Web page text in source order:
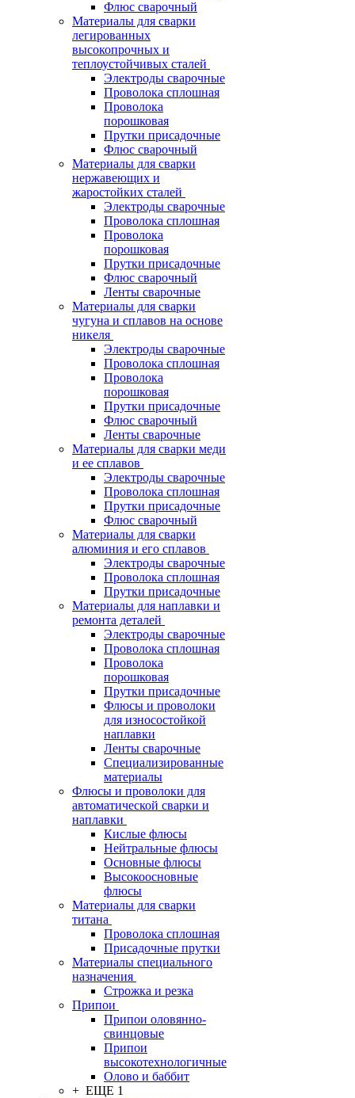
Флюс сварочный
Материалы для сварки
легированных
высокопрочных и
теплоустойчивых сталей
Электроды сварочные
Проволока сплошная
Проволока
порошковая
Прутки присадочные
Флюс сварочный
Материалы для сварки
нержавеющих и
жаростойких сталей
Электроды сварочные
Проволока сплошная
Проволока
порошковая
Прутки присадочные
Флюс сварочный
Ленты сварочные
Материалы для сварки
чугуна и сплавов на основе
никеля
Электроды сварочные
Проволока сплошная
Проволока
порошковая
Прутки присадочные
Флюс сварочный
Ленты сварочные
Материалы для сварки меди
и ее сплавов
Электроды сварочные
Проволока сплошная
Прутки присадочные
Флюс сварочный
Материалы для сварки
алюминия и его сплавов
Электроды сварочные
Проволока сплошная
Прутки присадочные
Материалы для наплавки и
ремонта деталей
Электроды сварочные
Проволока сплошная
Проволока
порошковая
Прутки присадочные
Флюсы и проволоки
для износостойкой
наплавки
Ленты сварочные
Специализированные
материалы
Флюсы и проволоки для
автоматической сварки и
наплавки
Кислые флюсы
Нейтральные флюсы
Основные флюсы
Высокоосновные
флюсы
Материалы для сварки
титана
Проволока сплошная
Присадочные прутки
Материалы специального
назначения
Строжка и резка
Припои
Припои оловянно-
свинцовые
Припои
высокотехнологичные
Олово и баббит
+ ЕЩЕ 1